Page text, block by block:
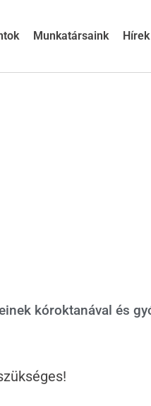
Munkatársaink Hírek
kóroktanával és